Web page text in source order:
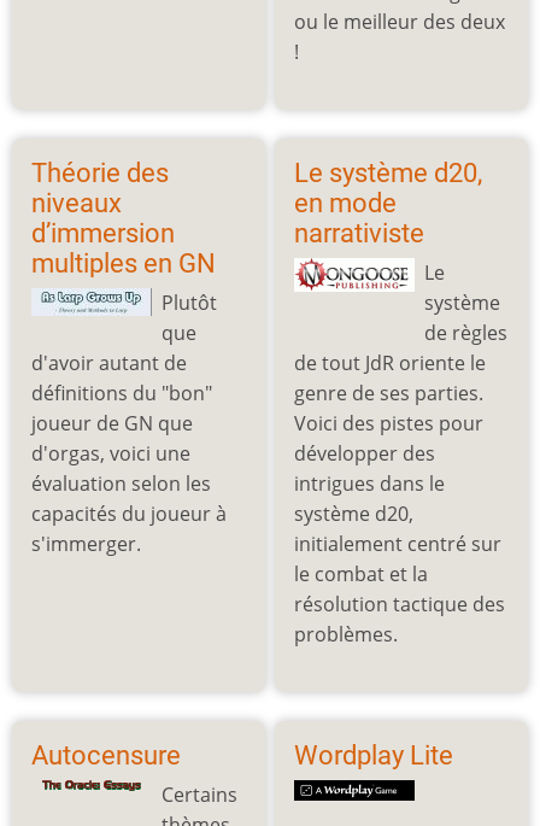
ou le meilleur des deux
!
Théorie des
niveaux
d’immersion
multiples en GN
Plutôt
que
d'avoir autant de
définitions du "bon"
joueur de GN que
d'orgas, voici une
évaluation selon les
capacités du joueur à
s'immerger.
Le système d20,
en mode
narrativiste
Le
système
de règles
de tout JdR oriente le
genre de ses parties.
Voici des pistes pour
développer des
intrigues dans le
système d20,
initialement centré sur
le combat et la
résolution tactique des
problèmes.
Autocensure
Certains
Wordplay Lite